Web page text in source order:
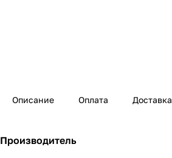
Описание Оплата Доставка
Производитель